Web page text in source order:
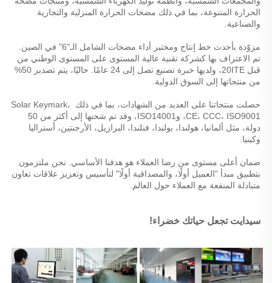
والصناعية.
من منتجاتها إلى السوق الدولية.
حصلت منتجاتنا على العديد من الشهادات، بما في ذلك Solar Keymark،
وكينيا.
متبادلة المنفعة مع العملاء حول العالم.
سيدايت تجعل حياتك خضراء!